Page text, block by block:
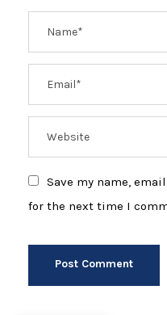
Save my name,
for the next time I